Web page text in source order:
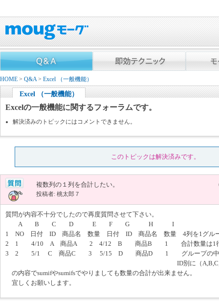
HOME > Q&A> Excel （一般機能）
Excel （一般機能）
Excelの一般機能に関するフォーラムです。
解決済みのトピックにはコメントできません。
このトピックは解決済みです。
複数列の１列を合計したい。
投稿者: 桃太郎７
質問が内容不十分でしたので再度質問させて下さい。
A B C D E F G H I
1 NO 日付 ID 商品名 数量 日付 ID 商品名 数量 4列を1グルー
2 1 4/10 A 商品A 2 4/12 B 商品B 1 合計数量は1行目の
3 2 5/1 C 商品C 3 5/15 D 商品D 1 グループの中が日付
ID別に（A,B,C,D)数量の合計
の内容でsumifやsumifsでやりましても数量の合計が出来ません。
宜しくお願いします。